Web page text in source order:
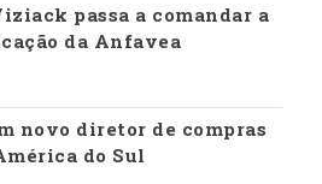
passa a comandar a
da Anfavea
novo diretor de compras
do Sul